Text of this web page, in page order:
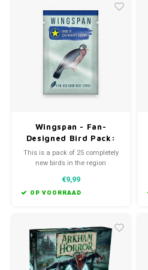
Favorieten van Siebe
Wingspan - Fan-
Designed Bird Pack:
Birds of Continental
Europe
This is a pack of 25 completely
new birds in the region
€9,99
OP VOORRAAD